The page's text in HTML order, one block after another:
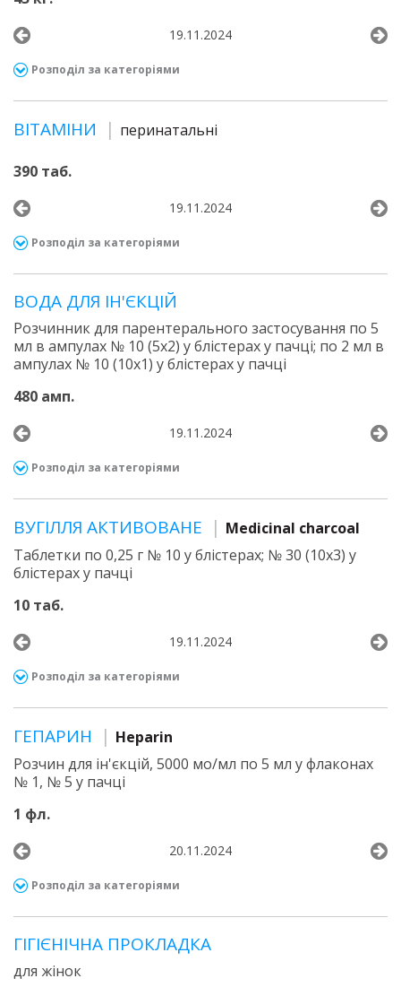
19.11.2024
Розподіл за категоріями
ВІТАМІНИ перинатальні
390 таб.
19.11.2024
Розподіл за категоріями
ВОДА ДЛЯ ІН'ЄКЦІЙ
Розчинник для парентерального застосування по 5
мл в ампулах № 10 (5х2) у блістерах у пачці; по 2 мл в
ампулах № 10 (10х1) у блістерах у пачці
480 амп.
19.11.2024
Розподіл за категоріями
ВУГІЛЛЯ АКТИВОВАНЕ
Medicinal charcoal
Таблетки по 0,25 г № 10 у блістерах; № 30 (10х3) у
блістерах у пачці
10 таб.
19.11.2024
Розподіл за категоріями
ГЕПАРИН
Heparin
Розчин для ін'єкцій, 5000 мо/мл по 5 мл у флаконах
№ 1, № 5 у пачці
1 фл.
20.11.2024
Розподіл за категоріями
ГІГІЄНІЧНА ПРОКЛАДКА
для жінок